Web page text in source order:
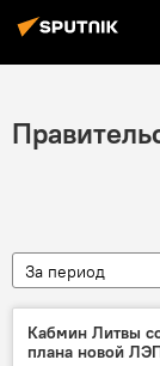
За период
Кабмин Литвы
плана новой